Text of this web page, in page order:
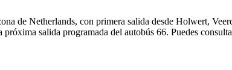
de Netherlands, con primera salida desde Holwert,
salida programada del autobús 66. Puedes